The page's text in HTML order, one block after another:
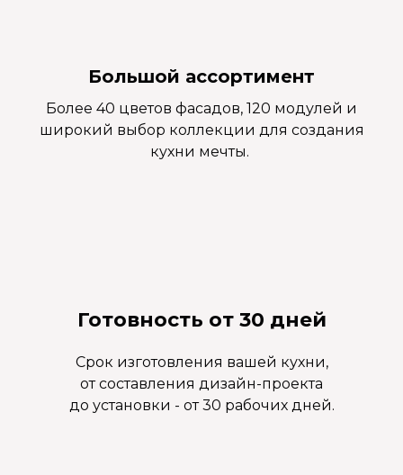
Большой ассортимент
Более 40 цветов фасадов, 120 модулей и
широкий выбор коллекции для создания
кухни мечты.
Готовность от 30 дней
Срок изготовления вашей кухни,
от составления дизайн-проекта
до установки - от 30 рабочих дней.